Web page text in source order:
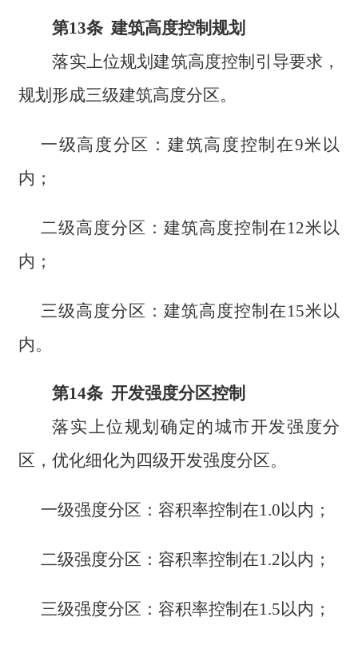
第13条 建筑高度控制规划
落实上位规划建筑高度控制引导要求，
规划形成三级建筑高度分区。
一级高度分区：建筑高度控制在9米以
内；
二级高度分区：建筑高度控制在12米以
内；
三级高度分区：建筑高度控制在15米以
内。
第14条 开发强度分区控制
落实上位规划确定的城市开发强度分
区，优化细化为四级开发强度分区。
一级强度分区：容积率控制在1.0以内；
二级强度分区：容积率控制在1.2以内；
三级强度分区：容积率控制在1.5以内；